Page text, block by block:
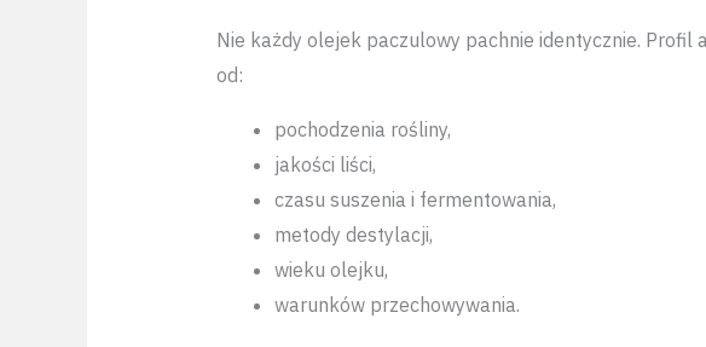
Nie każdy olejek paczulowy pachnie identycznie. Profil
od:
pochodzenia rośliny,
jakości liści,
czasu suszenia i fermentowania,
metody destylacji,
wieku olejku,
warunków przechowywania.